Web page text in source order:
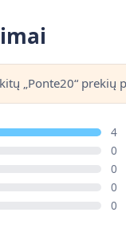
„Ponte20“ prekių
4
0
0
0
0